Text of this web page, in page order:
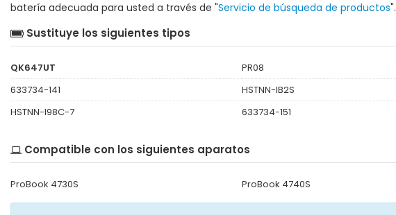
batería adecuada para usted a través de "Servicio de búsqueda de productos".
Sustituye los siguientes tipos
QK647UT PR08
633734-141
HSTNN-IB2S
HSTNN-I98C-7
633734-151
Compatible con los siguientes aparatos
ProBook 4730S ProBook 4740S